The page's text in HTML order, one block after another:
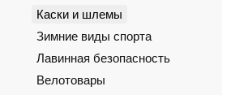
Каски и шлемы
Зимние виды спорта
Лавинная безопасность
Велотовары